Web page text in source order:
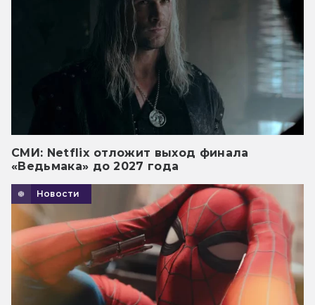
СМИ: Netflix отложит выход финала
«Ведьмака» до 2027 года
Новости